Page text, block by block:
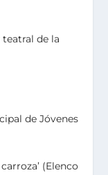
teatral de la
de Jóvenes
(Elenco